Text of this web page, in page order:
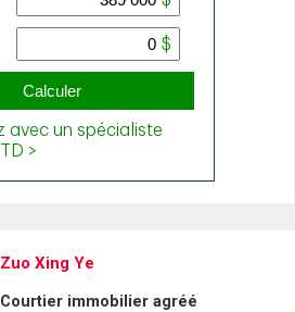
Zuo Xing Ye
Courtier immobilier agréé